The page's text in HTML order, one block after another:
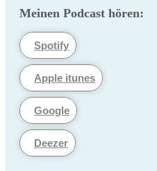
Meinen Podcast hören:
Spotify
Apple itunes
Google
Deezer